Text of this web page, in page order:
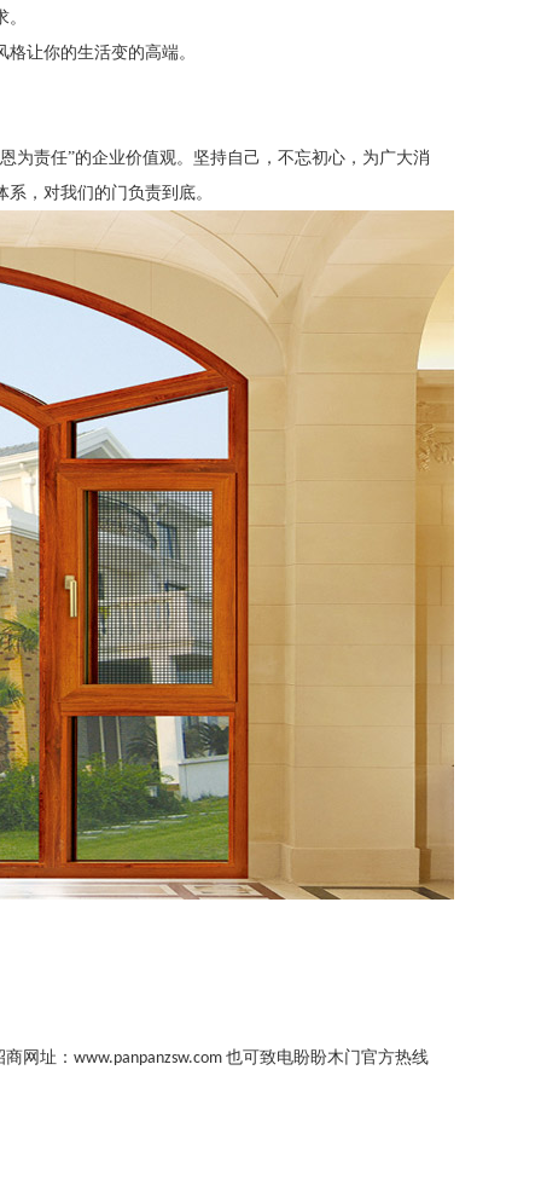
让你的生活变的高端。
为责任”的企业价值观。坚持自己，不忘初心，为广大消
，对我们的门负责到底。
网址： www.panpanzsw.com 也可致电盼盼木门官方热线